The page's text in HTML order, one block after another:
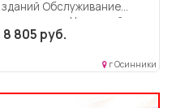
зданий Обслуживание
помещения.. Неполный
рабочий день/неполная
8 805 руб.
г Осинники